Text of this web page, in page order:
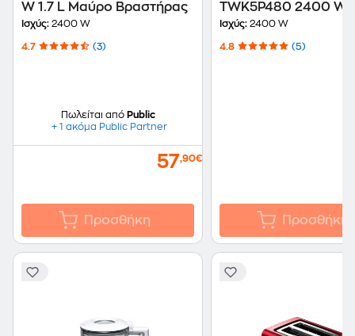
W 1.7 L Μαύρο Βραστήρας
Ισχύς: 2400 W
4.7 (3)
Πωλείται από Public
+ 1 ακόμα Public Partner
57,90€
Προσθήκη
TWK5P480 2400 W
Inox Βραστήρας
Ισχύς: 2400 W
4.8 (5)
Προσθήκη